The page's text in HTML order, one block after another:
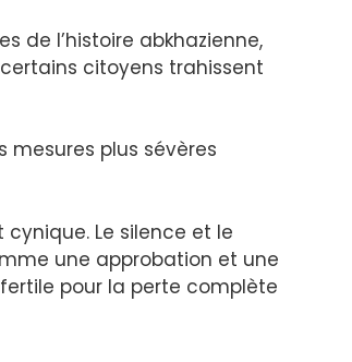
de l’histoire abkhazienne,
citoyens trahissent
mesures plus sévères
Le silence et le
une approbation et une
pour la perte complète